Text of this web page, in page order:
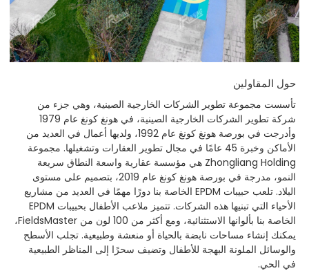
حول المقاولين
تأسست مجموعة تطوير الشركات الخارجية الصينية، وهي جزء من
شركة تطوير الشركات الخارجية الصينية، في هونغ كونغ عام 1979
وأدرجت في بورصة هونغ كونغ عام 1992، ولديها أعمال في العديد من
الأماكن وخبرة 45 عامًا في مجال تطوير العقارات وتشغيلها. مجموعة
Zhongliang Holding هي مؤسسة عقارية واسعة النطاق سريعة
النمو، مدرجة في بورصة هونغ كونغ عام 2019، بتصميم على مستوى
البلاد. تلعب حبيبات EPDM الخاصة بنا دورًا مهمًا في العديد من مشاريع
الأحياء التي تبنيها هذه الشركات. تتميز ملاعب الأطفال بحبيبات EPDM
الخاصة بنا بألوانها الاستثنائية، ومع أكثر من 100 لون من FieldsMaster،
يمكنك إنشاء مساحات نابضة بالحياة أو منعشة وطبيعية. تجلب الأسطح
والوسائل الملونة البهجة للأطفال وتضيف سحرًا إلى المناظر الطبيعية
في الحي.